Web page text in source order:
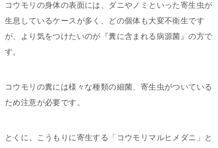
コウモリの身体の表面には、ダニやノミといった寄生虫が
生息しているケースが多く、どの個体も大変不衛生です
が、より気をつけたいのが『糞に含まれる病源菌』の方で
す。
コウモリの糞には様々な種類の細菌、寄生虫がついている
ため注意が必要です。
とくに、こうもりに寄生する「コウモリマルヒメダニ」と